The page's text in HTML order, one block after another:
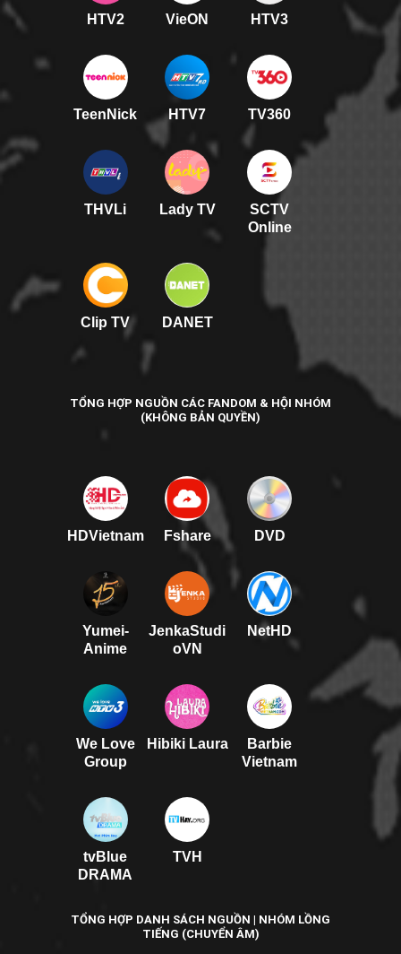
HTV2 VieON HTV3
TeenNick HTV7 TV360
THVLi Lady TV
SCTV
Online
Clip TV DANET
TỔNG HỢP NGUỒN CÁC FANDOM & HỘI NHÓM
(KHÔNG BẢN QUYỀN)
HDVietnam Fshare DVD
Yumei-
Anime
JenkaStudi
oVN
NetHD
We Love
Group
Hibiki Laura
Barbie
Vietnam
tvBlue
DRAMA
TVH
TỔNG HỢP DANH SÁCH NGUỒN | NHÓM LỒNG
TIẾNG (CHUYỂN ÂM)